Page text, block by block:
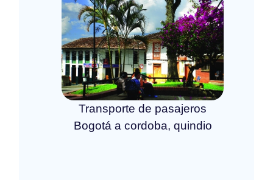
Transporte de pasajeros
Bogotá a cordoba, quindio